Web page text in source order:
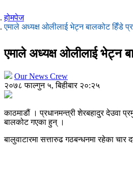
होमपेज
एमाले अध्यक्ष ओलीलाई भेट्न बालकोट हिँडे
एमाले अध्यक्ष ओलीलाई भेट्न
Our News Crew
२०७८ फाल्गुन ५, बिहीबार २०:२५
काठमाडौं । प्रधानमन्त्री शेरबहादुर देउवा
बालकोट गएका हुन् ।
बालुवाटारमा सत्तारुढ गठबन्धनमा रहेका